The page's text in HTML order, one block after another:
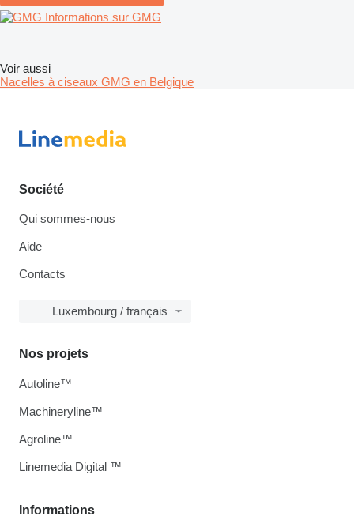
Informations sur GMG
Voir aussi
Nacelles à ciseaux GMG en Belgique
Société
Qui sommes-nous
Aide
Contacts
Luxembourg / français
Informations
Nos projets
Autoline™
Machineryline™
Agroline™
Linemedia Digital ™